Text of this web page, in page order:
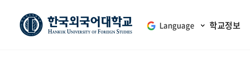
Language 학교정보